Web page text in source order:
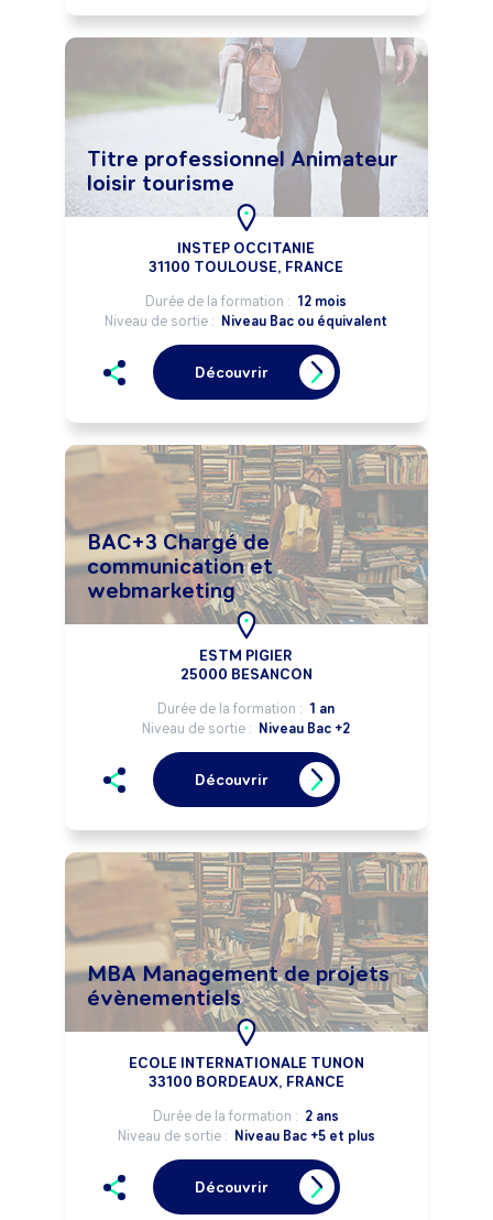
Titre professionnel Animateur
loisir tourisme
INSTEP OCCITANIE
31100 TOULOUSE, FRANCE
Durée de la formation : 12 mois
Niveau de sortie : Niveau Bac ou équivalent
Découvrir
BAC+3 Chargé de
communication et
webmarketing
ESTM PIGIER
25000 BESANCON
Durée de la formation : 1 an
Niveau de sortie : Niveau Bac +2
Découvrir
MBA Management de projets
évènementiels
ECOLE INTERNATIONALE TUNON
33100 BORDEAUX, FRANCE
Durée de la formation : 2 ans
Niveau de sortie : Niveau Bac +5 et plus
Découvrir